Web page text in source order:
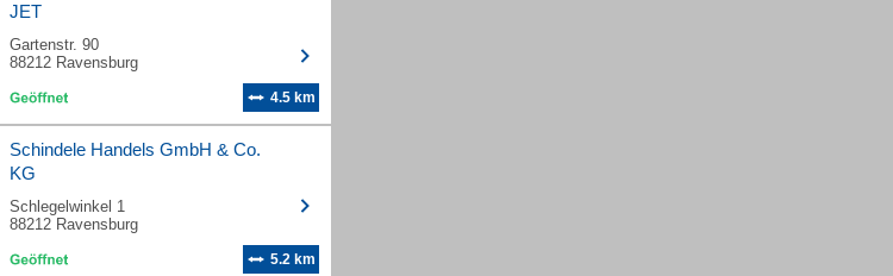
JET
Gartenstr. 90
88212 Ravensburg
4.5 km
Schindele Handels GmbH & Co.
KG
Schlegelwinkel 1
88212 Ravensburg
5.2 km